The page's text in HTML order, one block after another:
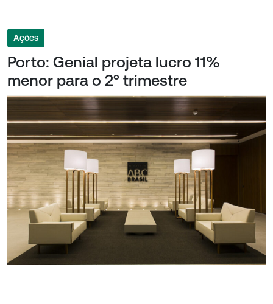
Ações
Porto: Genial projeta lucro 11%
menor para o 2º trimestre